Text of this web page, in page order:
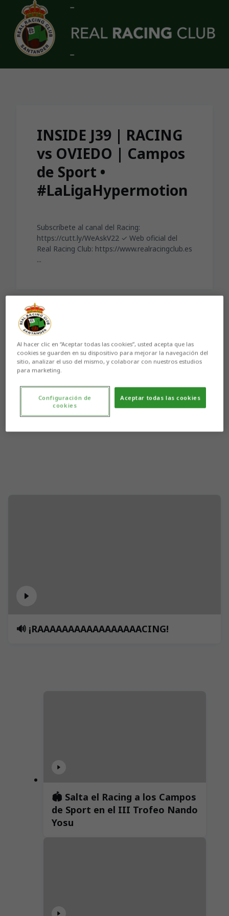
Skip to main content
INSIDE J39 | RACING
vs OVIEDO | Campos
de Sport •
#LaLigaHypermotion
Subscríbete al canal del Racing:
https://cutt.ly/WeAskV22 ✓ Web oficial del
Real Racing Club: https://www.realracingclub.es
...
Aún no hay reacciones. ¡Sé el primero!
🔊 ¡RAAAAAAAAAAAAAAAAACING!
🏟️ Salta el Racing a los Campos
de Sport en el III Trofeo Nando
Yosu
Al hacer clic en “Aceptar todas las cookies”, usted acepta que las
cookies se guarden en su dispositivo para mejorar la navegación del
sitio, analizar el uso del mismo, y colaborar con nuestros estudios
para marketing.
Aceptar todas las cookies
Configuración de
cookies